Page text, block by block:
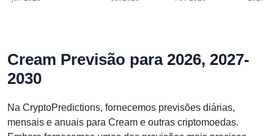
Cream Previsão para 2026, 2027-
2030
Na CryptoPredictions, fornecemos previsões diárias,
mensais e anuais para Cream e outras criptomoedas.